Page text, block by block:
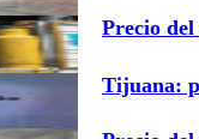
Precio del
Tijuana: